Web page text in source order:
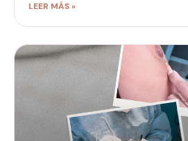
LEER MÁS »